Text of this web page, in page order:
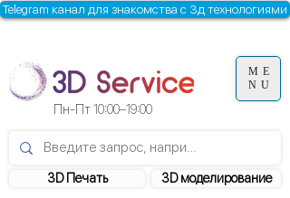
3D моделирование
3D Печать
Пн-Пт10:00–19:00
Telegram канал для знакомства с 3д технологиями
ME
NU